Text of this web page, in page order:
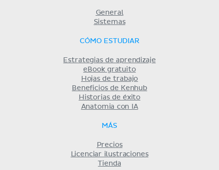
General
Sistemas
CÓMO ESTUDIAR
Estrategias de aprendizaje
eBook gratuito
Hojas de trabajo
Beneficios de Kenhub
Historias de éxito
Anatomia con IA
MÁS
Precios
Licenciar ilustraciones
Tienda